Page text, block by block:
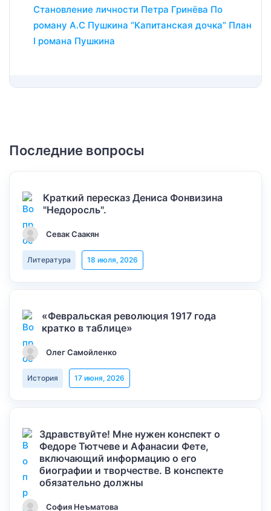
Становление личности Петра Гринёва По
роману А.С Пушкина “Капитанская дочка” План
I романа Пушкина
Последние вопросы
Краткий пересказ Дениса Фонвизина
"Недоросль".
Севак Саакян
Литература 18 июля, 2026
«Февральская революция 1917 года
кратко в таблице»
Олег Самойленко
История 17 июня, 2026
Здравствуйте! Мне нужен конспект о
Федоре Тютчеве и Афанасии Фете,
включающий информацию о его
биографии и творчестве. В конспекте
обязательно должны
София Неъматова